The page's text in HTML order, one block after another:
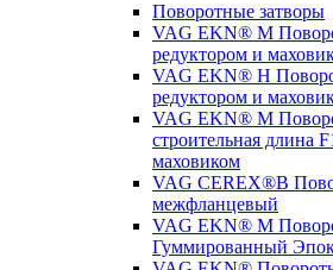
Поворотные затворы
VAG EKN® M
редуктором и
VAG EKN® H
редуктором и
VAG EKN® M
строительная длина
маховиком
VAG CEREX®B
межфланцевый
VAG EKN® M
Гуммированный